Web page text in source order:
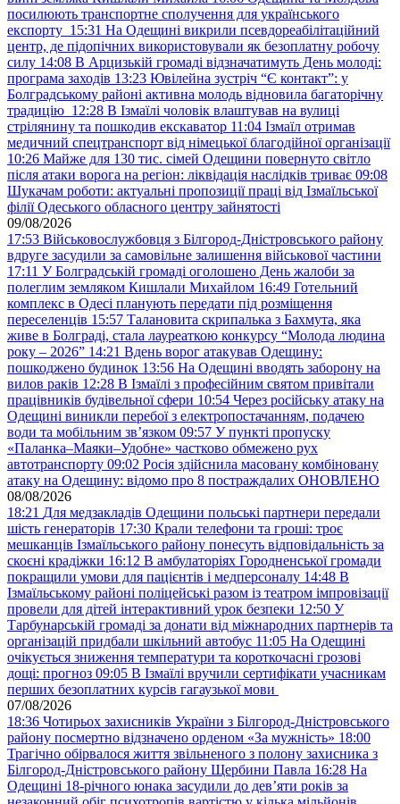
посилюють транспортне сполучення для українського
експорту 15:31 На Одещині викрили псевдореабілітаційний
центр, де підопічних використовували як безоплатну робочу
силу 14:08 В Арцизькій громаді відзначатимуть День молоді:
програма заходів 13:23 Ювілейна зустріч “Є контакт”: у
Болградському районі активна молодь відновила багаторічну
традицію 12:28 В Ізмаїлі чоловік влаштував на вулиці
стрілянину та пошкодив екскаватор 11:04 Ізмаїл отримав
медичний спецтранспорт від німецької благодійної організації
10:26 Майже для 130 тис. сімей Одещини повернуто світло
після атаки ворога на регіон: ліквідація наслідків триває 09:08
Шукачам роботи: актуальні пропозиції праці від Ізмаїльської
філії Одеського обласного центру зайнятості
09/08/2026
17:53 Військовослужбовця з Білгород-Дністровського району
вдруге засудили за самовільне залишення військової частини
17:11 У Болградській громаді оголошено День жалоби за
полеглим земляком Кишлали Михайлом 16:49 Готельний
комплекс в Одесі планують передати під розміщення
переселенців 15:57 Талановита скрипалька з Бахмута, яка
живе в Болграді, стала лауреаткою конкурсу “Молода людина
року – 2026” 14:21 Вдень ворог атакував Одещину:
пошкоджено будинок 13:56 На Одещині вводять заборону на
вилов раків 12:28 В Ізмаїлі з професійним святом привітали
працівників будівельної сфери 10:54 Через російську атаку на
Одещині виникли перебої з електропостачанням, подачею
води та мобільним звʼязком 09:57 У пункті пропуску
«Паланка–Маяки–Удобне» частково обмежено рух
автотранспорту 09:02 Росія здійснила масовану комбіновану
атаку на Одещину: відомо про 8 постраждалих ОНОВЛЕНО
08/08/2026
18:21 Для медзакладів Одещини польські партнери передали
шість генераторів 17:30 Крали телефони та гроші: троє
мешканців Ізмаїльського району понесуть відповідальність за
скоєні крадіжки 16:12 В амбулаторіях Городненської громади
покращили умови для пацієнтів і медперсоналу 14:48 В
Ізмаїльському районі поліцейські разом із театром імпровізації
провели для дітей інтерактивний урок безпеки 12:50 У
Тарбунарській громаді за донати від міжнародних партнерів та
організацій придбали шкільний автобус 11:05 На Одещині
очікується зниження температури та короткочасні грозові
дощі: прогноз 09:05 В Ізмаїлі вручили сертифікати учасникам
перших безоплатних курсів гагаузької мови
07/08/2026
18:36 Чотирьох захисників України з Білгород-Дністровського
району посмертно відзначено орденом «За мужність» 18:00
Трагічно обірвалося життя звільненого з полону захисника з
Білгород-Дністровського району Щербини Павла 16:28 На
Одещині 18-річного юнака засудили до дев’яти років за